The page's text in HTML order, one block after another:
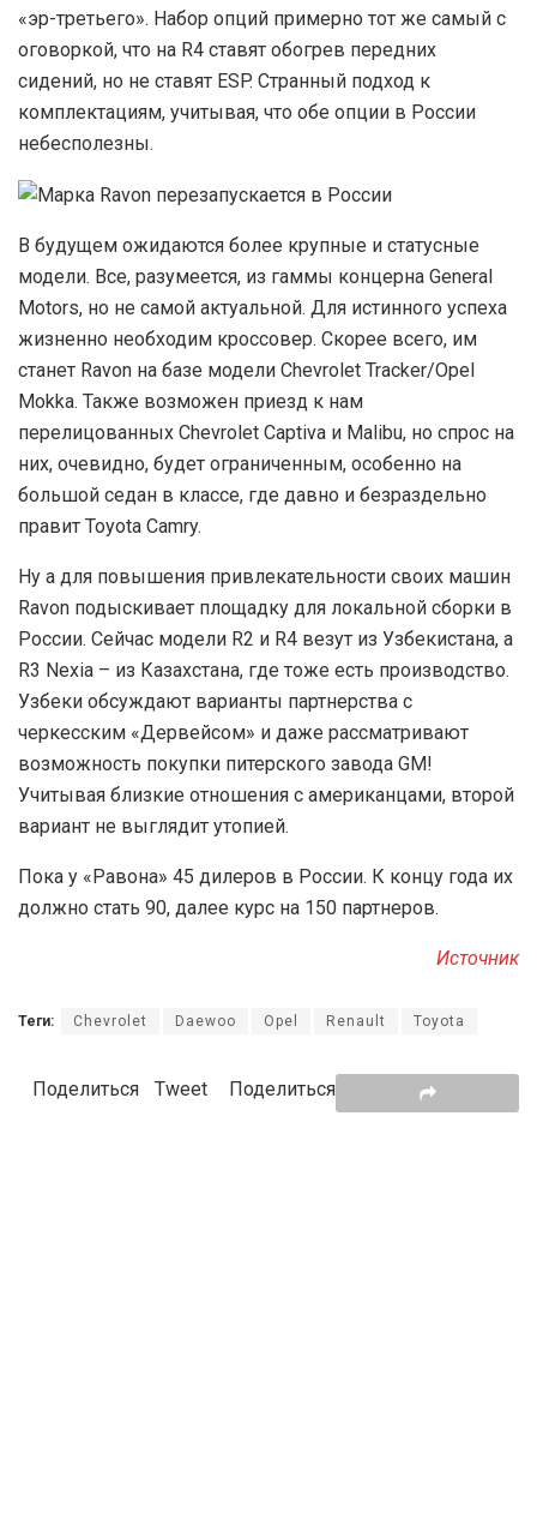
«эр-третьего». Набор опций примерно тот же самый с
оговоркой, что на R4 ставят обогрев передних
сидений, но не ставят ESP. Странный подход к
комплектациям, учитывая, что обе опции в России
небесполезны.
В будущем ожидаются более крупные и статусные
модели. Все, разумеется, из гаммы концерна General
Motors, но не самой актуальной. Для истинного успеха
жизненно необходим кроссовер. Скорее всего, им
станет Ravon на базе модели Chevrolet Tracker/Opel
Mokka. Также возможен приезд к нам
перелицованных Chevrolet Captiva и Malibu, но спрос на
них, очевидно, будет ограниченным, особенно на
большой седан в классе, где давно и безраздельно
правит Toyota Camry.
Ну а для повышения привлекательности своих машин
Ravon подыскивает площадку для локальной сборки в
России. Сейчас модели R2 и R4 везут из Узбекистана, а
R3 Nexia – из Казахстана, где тоже есть производство.
Узбеки обсуждают варианты партнерства с
черкесским «Дервейсом» и даже рассматривают
возможность покупки питерского завода GM!
Учитывая близкие отношения с американцами, второй
вариант не выглядит утопией.
Пока у «Равона» 45 дилеров в России. К концу года их
должно стать 90, далее курс на 150 партнеров.
Источник
Теги: Chevrolet Daewoo Opel Renault Toyota
Поделиться Tweet Поделиться